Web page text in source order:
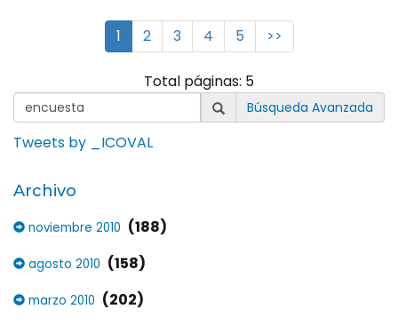
1 2 3 4 5 >>
Total páginas: 5
Búsqueda Avanzada
Tweets by _ICOVAL
Archivo
noviembre 2010 (188)
agosto 2010 (158)
marzo 2010 (202)